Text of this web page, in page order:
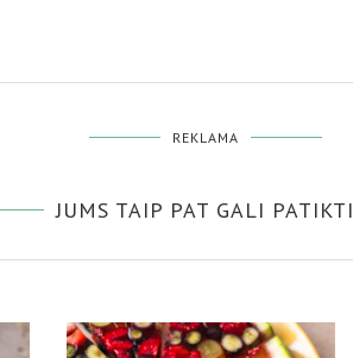
REKLAMA
JUMS TAIP PAT GALI PATIKTI